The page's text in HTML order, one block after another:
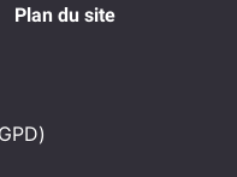
Plan du site